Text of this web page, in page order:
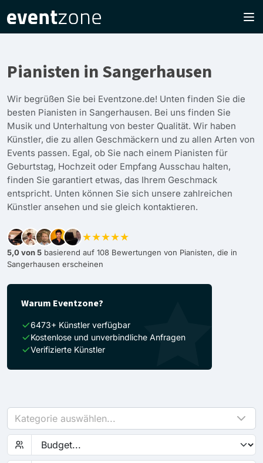
Pianisten in Sangerhausen
Wir begrüßen Sie bei Eventzone.de! Unten finden Sie die
besten Pianisten in Sangerhausen. Bei uns finden Sie
Musik und Unterhaltung von bester Qualität. Wir haben
Künstler, die zu allen Geschmäckern und zu allen Arten von
Events passen. Egal, ob Sie nach einem Pianisten für
Geburtstag, Hochzeit oder Empfang Ausschau halten,
finden Sie garantiert etwas, das Ihrem Geschmack
entspricht. Unten können Sie sich unsere zahlreichen
Künstler ansehen und sie gleich kontaktieren.
★★★★★
5,0 von 5 basierend auf 108 Bewertungen von Pianisten, die in
Sangerhausen erscheinen
Warum Eventzone?
6473+ Künstler verfügbar
Kostenlose und unverbindliche Anfragen
Verifizierte Künstler
Kategorie auswählen...